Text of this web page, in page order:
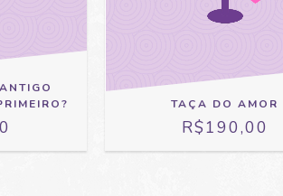
TAÇA DO AMOR
R$190,00